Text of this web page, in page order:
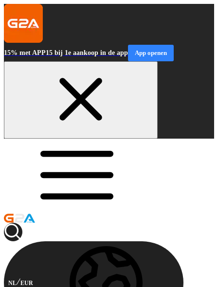
15% met APP15 bij 1e aankoop in de app App openen
NL EUR